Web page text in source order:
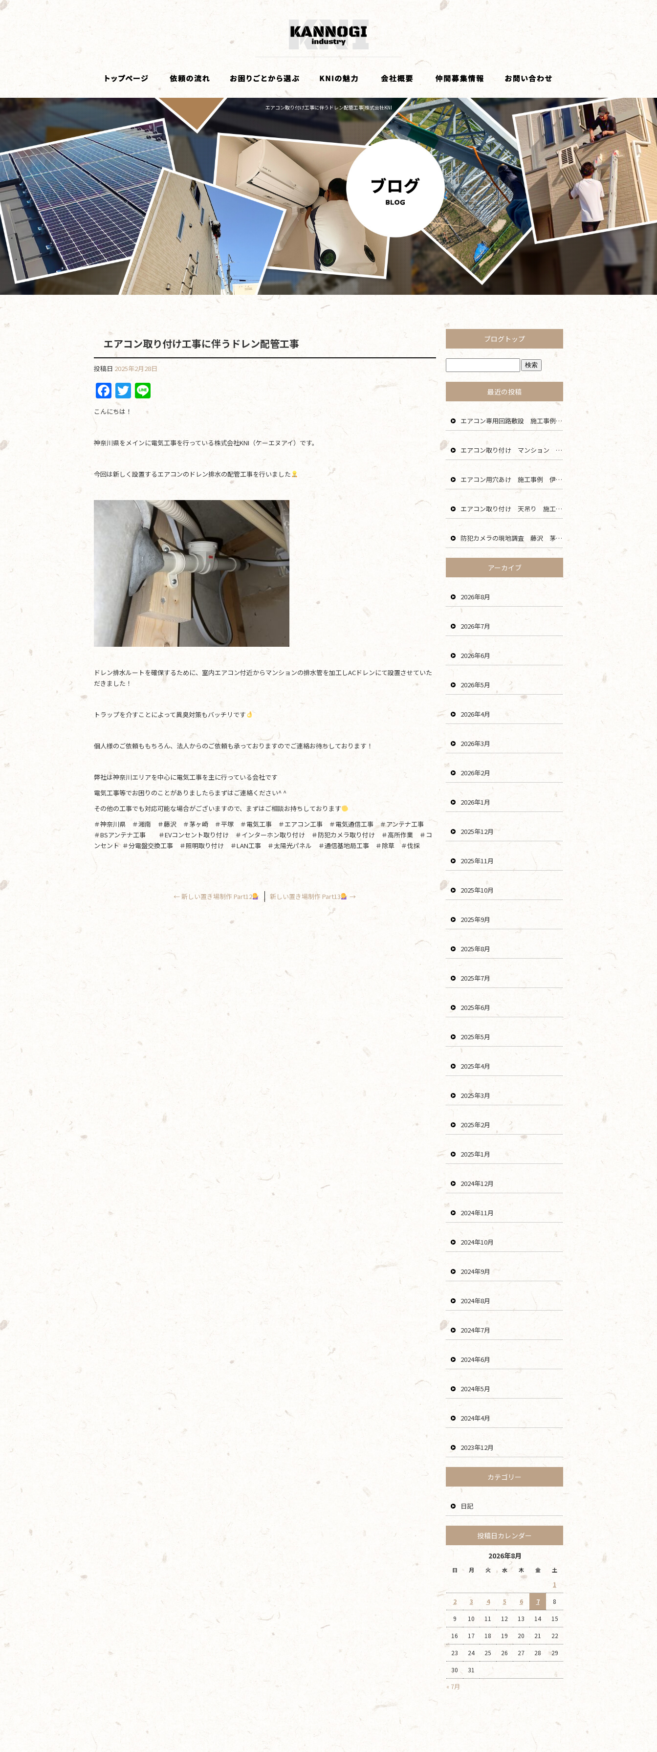
エアコン取り付け工事に伴うドレン配管工事|株式会社KNI
エアコン取り付け工事に伴うドレン配管工事
投稿日 2025年2月28日
F
a
c
e
b
o
o
k
T
w
er
こんにちは！
神奈川県をメインに電気工事を行っている株式会社KNI（ケーエヌアイ）です。
今回は新しく設置するエアコンのドレン排水の配管工事を行いました
ドレン排水ルートを確保するために、室内エアコン付近からマンションの排水管を加工しACドレンにて設置させていた
だきました！
トラップを介すことによって異臭対策もバッチリです
個人様のご依頼ももちろん、法人からのご依頼も承っておりますのでご連絡お待ちしております！
弊社は神奈川エリアを中心に電気工事を主に行っている会社です
電気工事等でお困りのことがありましたらまずはご連絡ください^ ^
その他の工事でも対応可能な場合がございますので、まずはご相談お持ちしております
＃神奈川県 ＃湘南 ＃藤沢 ＃茅ヶ崎 ＃平塚 ＃電気工事 ＃エアコン工事 ＃電気通信工事 ＃アンテナ工事
＃BSアンテナ工事 ＃EVコンセント取り付け ＃インターホン取り付け ＃防犯カメラ取り付け ＃高所作業 ＃コ
ンセント ＃分電盤交換工事 ＃照明取り付け ＃LAN工事 ＃太陽光パネル ＃通信基地局工事 ＃除草 ＃伐採
←新しい置き場制作 Part12 新しい置き場制作 Part13 →
ブログトップ
最近の投稿
エアコン専用回路敷設 施工事例 茅ヶ崎 藤沢 寒川 エリア
エアコン取り付け マンション 鎌倉 逗子 藤沢 横浜 エリア
エアコン用穴あけ 施工事例 伊勢原 秦野 平塚 二宮 エリア
エアコン取り付け 天吊り 施工事例 海老名 厚木 大和 綾瀬 エリア
防犯カメラの現地調査 藤沢 茅ヶ崎 平塚 寒川 エリア
アーカイブ
2026年8月
2026年7月
2026年6月
2026年5月
2026年4月
2026年3月
2026年2月
2026年1月
2025年12月
2025年11月
2025年10月
2025年9月
2025年8月
2025年7月
2025年6月
2025年5月
2025年4月
2025年3月
2025年2月
2025年1月
2024年12月
2024年11月
2024年10月
2024年9月
2024年8月
2024年7月
2024年6月
2024年5月
2024年4月
2023年12月
カテゴリー
日記
投稿日カレンダー
2026年8月
日 月 火 水 木 金 土
« 7月
1
2 3 4 5 6 7 8
9 10 11 12 13 14 15
16 17 18 19 20 21 22
23 24 25 26 27 28 29
30 31